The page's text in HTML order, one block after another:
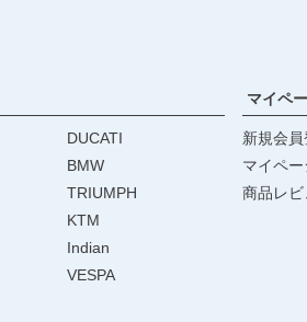
DUCATI
BMW
TRIUMPH
KTM
Indian
VESPA
マイペ
新規会
マイペー
商品レ